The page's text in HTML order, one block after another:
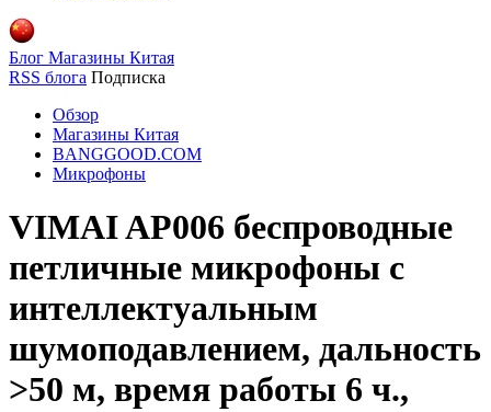
Блог Магазины Китая
RSS блога Подписка
Обзор
Магазины Китая
BANGGOOD.COM
Микрофоны
VIMAI AP006 беспроводные
петличные микрофоны с
интеллектуальным
шумоподавлением, дальность
>50 м, время работы 6 ч.,